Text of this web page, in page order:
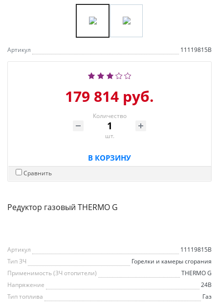
Артикул 11119815B
179 814 руб.
Количество
шт.
В КОРЗИНУ
Сравнить
Редуктор газовый THERMO G
Артикул
11119815B
Тип ЗЧ
Горелки и камеры сгорания
Применимость (ЗЧ отопители)
THERMO G
Напряжение
24В
Тип топлива
Газ